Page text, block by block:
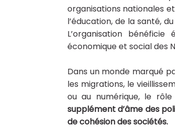
organisations nationales
l’éducation, de la santé,
L’organisation
économique et social des
Dans un monde marqué
les migrations, le
ou au numérique, le
supplément d’âme des
de cohésion des sociétés.